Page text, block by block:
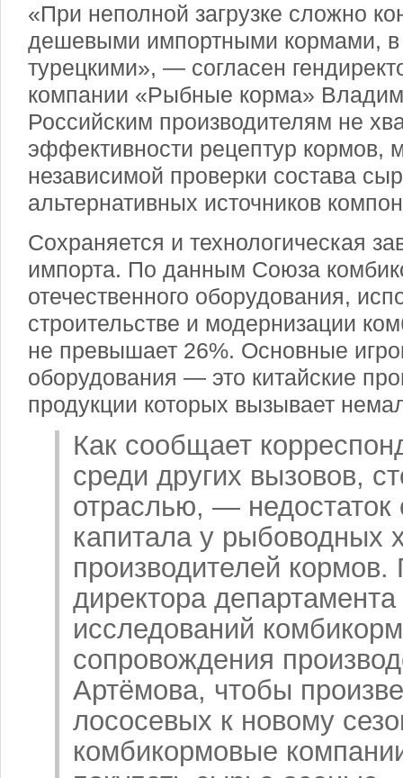
«При неполной загрузке сложно
дешевыми импортными кормами, в
турецкими», — согласен
компании «Рыбные корма»
Российским производителям не
эффективности рецептур кормов,
независимой проверки состава
альтернативных источников
Сохраняется и технологическая
импорта. По данным Союза
отечественного оборудования,
строительстве и модернизации
не превышает 26%. Основные
оборудования — это китайские
продукции которых вызывает
Как сообщает
среди других вызовов,
отраслью, — недостаток
капитала у рыбоводных
производителей
директора
исследований
сопровождения
Артёмова, чтобы
лососевых к новому
комбикормовые